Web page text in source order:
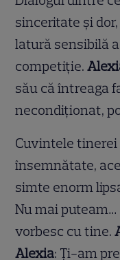
sinceritate și
latură sensibilă
competiție.
său că întreaga
necondiționat,
Cuvintele
însemnătate,
simte enorm
Nu mai
vorbesc cu tine.
Alexia: Ți-am